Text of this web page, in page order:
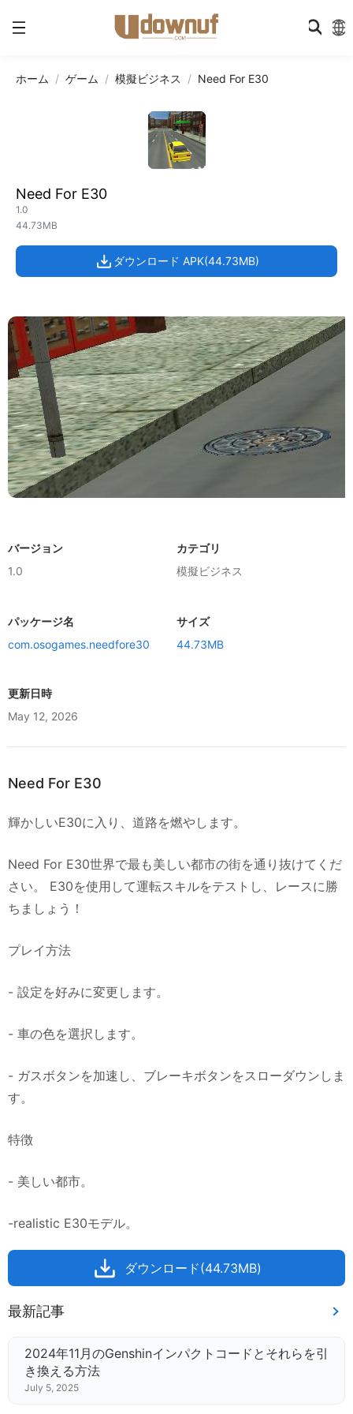
ホーム ゲーム 模擬ビジネス Need For E30
Need For E30
1.0
44.73MB
ダウンロード APK(44.73MB)
バージョン
1.0
カテゴリ
模擬ビジネス
パッケージ名
com.osogames.needfore30
サイズ
44.73MB
更新日時
May 12, 2026
Need For E30
輝かしいE30に入り、道路を燃やします。
Need For E30世界で最も美しい都市の街を通り抜けてくだ
さい。 E30を使用して運転スキルをテストし、レースに勝
ちましょう！
プレイ方法
- 設定を好みに変更します。
- 車の色を選択します。
- ガスボタンを加速し、ブレーキボタンをスローダウンしま
す。
特徴
- 美しい都市。
-realistic E30モデル。
ダウンロード(44.73MB)
最新記事
2024年11月のGenshinインパクトコードとそれらを引
き換える方法
July 5, 2025